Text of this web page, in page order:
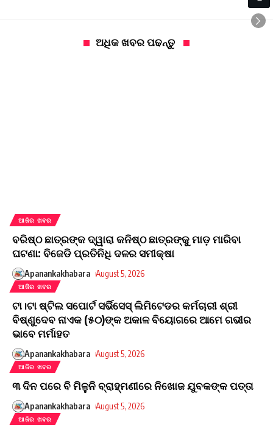
ଅଧିକ ଖବର ପଢନ୍ତୁ
ଆଜିର ଖବର
ବରିଷ୍ଠ ଛାତ୍ରଙ୍କ ଦ୍ୱାରା କନିଷ୍ଠ ଛାତ୍ରଙ୍କୁ ମାଡ଼ ମାରିବା
ଘଟଣା: ବିଜେଡି ପ୍ରତିନିଧି ଦଳର ସମୀକ୍ଷା
Apanankakhabara August 5, 2026
ଆଜିର ଖବର
ଟା।ଟା ଷ୍ଟିଲ ସପୋର୍ଟ ସର୍ଭିସେସ୍ ଲିମିଟେଡର କର୍ମଚାରୀ ଶ୍ରୀ
ବିଷ୍ଣୁଦେବ ନାଏକ (୫୦)ଙ୍କ ଅକାଳ ବିୟୋଗରେ ଆମେ ଗଭୀର
ଭାବେ ମର୍ମାହତ
Apanankakhabara August 5, 2026
ଆଜିର ଖବର
୩ ଦିନ ପରେ ବି ମିଳୁନି ବ୍ରାହ୍ମଣୀରେ ନିଖୋଜ ଯୁବକଙ୍କ ପତ୍ତା
Apanankakhabara August 5, 2026
ଆଜିର ଖବର